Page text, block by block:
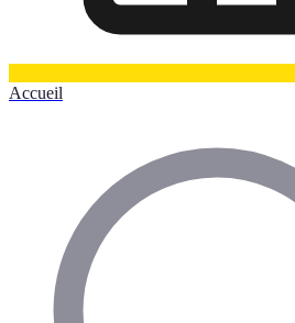
Accueil